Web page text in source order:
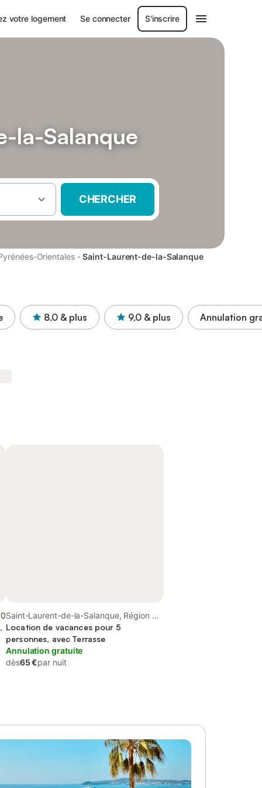
votre logement Se connecter S'inscrire
la-Salanque
CHERCHER
Orientales · Saint-Laurent-de-la-Salanque
8,0 & plus 9,0 & plus Annulation
Saint-Laurent-de-la-Salanque, Région de
Perpignan
Location de vacances pour 5
personnes, avec Terrasse
Annulation gratuite
dès65 €par nuit